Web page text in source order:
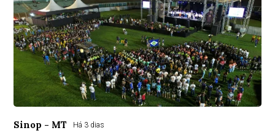
Sinop - MT Há 3 dias